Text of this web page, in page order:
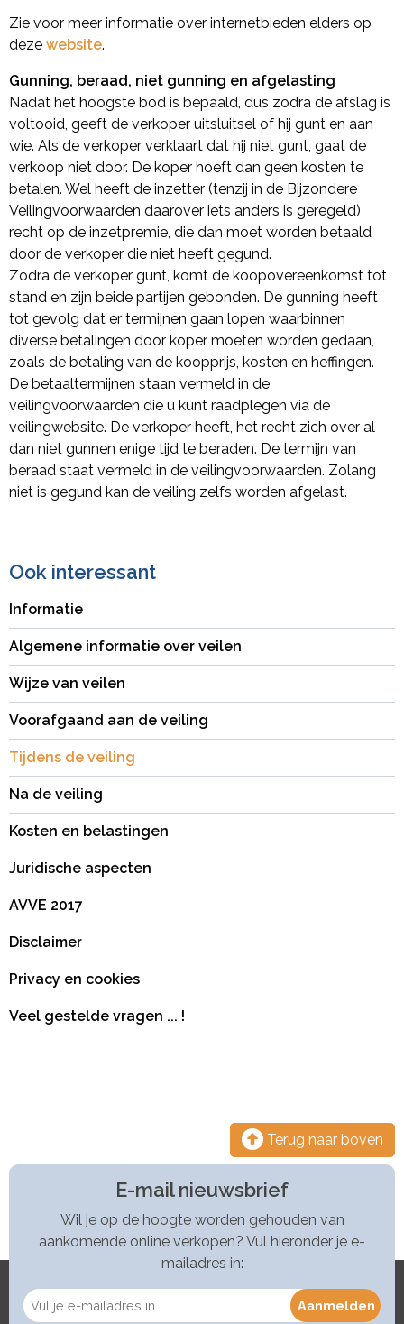
Zie voor meer informatie over internetbieden elders op
deze website.
Gunning, beraad, niet gunning en afgelasting
Nadat het hoogste bod is bepaald, dus zodra de afslag is
voltooid, geeft de verkoper uitsluitsel of hij gunt en aan
wie. Als de verkoper verklaart dat hij niet gunt, gaat de
verkoop niet door. De koper hoeft dan geen kosten te
betalen. Wel heeft de inzetter (tenzij in de Bijzondere
Veilingvoorwaarden daarover iets anders is geregeld)
recht op de inzetpremie, die dan moet worden betaald
door de verkoper die niet heeft gegund.
Zodra de verkoper gunt, komt de koopovereenkomst tot
stand en zijn beide partijen gebonden. De gunning heeft
tot gevolg dat er termijnen gaan lopen waarbinnen
diverse betalingen door koper moeten worden gedaan,
zoals de betaling van de koopprijs, kosten en heffingen.
De betaaltermijnen staan vermeld in de
veilingvoorwaarden die u kunt raadplegen via de
veilingwebsite. De verkoper heeft, het recht zich over al
dan niet gunnen enige tijd te beraden. De termijn van
beraad staat vermeld in de veilingvoorwaarden. Zolang
niet is gegund kan de veiling zelfs worden afgelast.
Ook interessant
Informatie
Algemene informatie over veilen
Wijze van veilen
Voorafgaand aan de veiling
Tijdens de veiling
Na de veiling
Kosten en belastingen
Juridische aspecten
AVVE 2017
Disclaimer
Privacy en cookies
Veel gestelde vragen ... !
Terug naar boven
E-mail nieuwsbrief
Wil je op de hoogte worden gehouden van
aankomende online verkopen? Vul hieronder je e-
mailadres in: